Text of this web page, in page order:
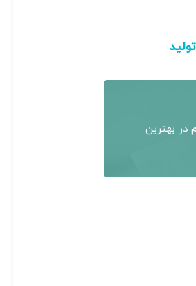
در بهترین